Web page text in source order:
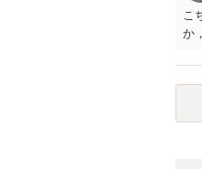
払
に
検
こ
か